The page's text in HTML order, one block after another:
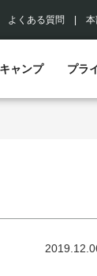
よくある質問
キャンプ プラ